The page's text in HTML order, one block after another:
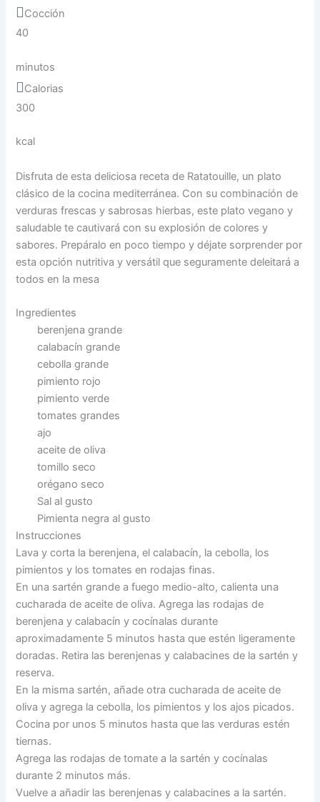
Cocción
40
minutos
Calorias
300
kcal
Disfruta de esta deliciosa receta de Ratatouille, un plato
clásico de la cocina mediterránea. Con su combinación de
verduras frescas y sabrosas hierbas, este plato vegano y
saludable te cautivará con su explosión de colores y
sabores. Prepáralo en poco tiempo y déjate sorprender por
esta opción nutritiva y versátil que seguramente deleitará a
todos en la mesa
Ingredientes
berenjena grande
calabacín grande
cebolla grande
pimiento rojo
pimiento verde
tomates grandes
ajo
aceite de oliva
tomillo seco
orégano seco
Sal al gusto
Pimienta negra al gusto
Instrucciones
Lava y corta la berenjena, el calabacín, la cebolla, los
pimientos y los tomates en rodajas finas.
En una sartén grande a fuego medio-alto, calienta una
cucharada de aceite de oliva. Agrega las rodajas de
berenjena y calabacín y cocínalas durante
aproximadamente 5 minutos hasta que estén ligeramente
doradas. Retira las berenjenas y calabacines de la sartén y
reserva.
En la misma sartén, añade otra cucharada de aceite de
oliva y agrega la cebolla, los pimientos y los ajos picados.
Cocina por unos 5 minutos hasta que las verduras estén
tiernas.
Agrega las rodajas de tomate a la sartén y cocínalas
durante 2 minutos más.
Vuelve a añadir las berenjenas y calabacines a la sartén.